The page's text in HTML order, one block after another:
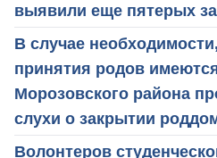
выявили еще пятерых
В случае
принятия родов
Морозовского района
слухи о закрытии
Волонтеров